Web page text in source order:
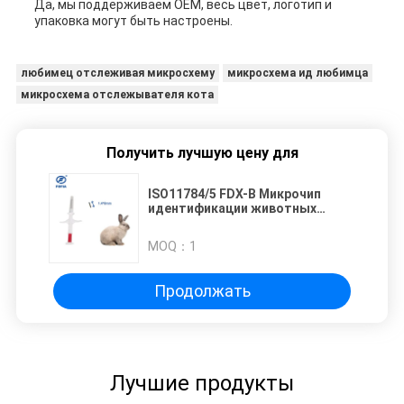
Да, мы поддерживаем OEM, весь цвет, логотип и
упаковка могут быть настроены.
любимец отслеживая микросхему
микросхема ид любимца
микросхема отслежывателя кота
Получить лучшую цену для
ISO11784/5 FDX-B Микрочип
идентификации животных
отслеживания животных
MOQ： 1
Продолжать
Лучшие продукты